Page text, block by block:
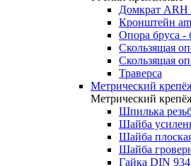
Домкрат ARH
Кронштейн
Опора бруса -
Скользящая
Скользящая
Траверса
Метрический
Метрический
Шпилька
Шайба
Шайба
Шайба
Гайка DIN 934